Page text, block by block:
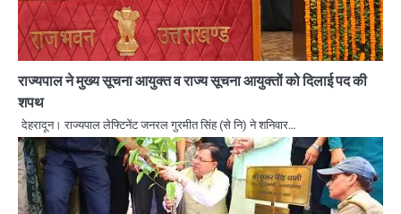
राज्यपाल ने मुख्य सूचना आयुक्त व राज्य सूचना आयुक्तों को दिलाई पद की
शपथ
देहरादून। राज्यपाल लेफ्टिनेंट जनरल गुरमीत सिंह (से नि) ने शनिवार…